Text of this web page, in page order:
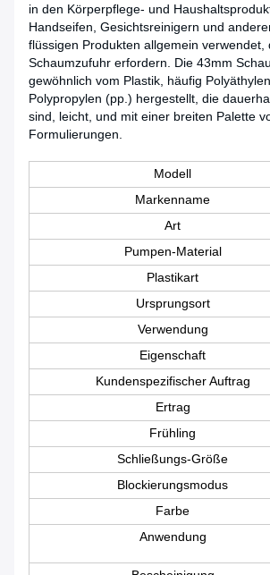
in den Körperpflege- und
Handseifen, Gesichtsreinigern und
flüssigen Produkten allgemein verwendet,
Schaumzufuhr erfordern. Die 43mm
gewöhnlich vom Plastik, häufig
Polypropylen (pp.) hergestellt, die
sind, leicht, und mit einer breiten Palette
Formulierungen.
Modell
Markenname
Art
Pumpen-Material
Plastikart
Ursprungsort
Verwendung
Eigenschaft
Kundenspezifischer Auftrag
Ertrag
Frühling
Schließungs-Größe
Blockierungsmodus
Farbe
Anwendung